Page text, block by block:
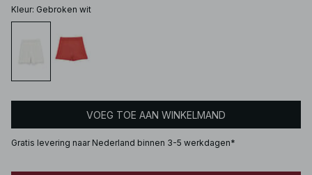
Kleur: Gebroken wit
VOEG TOE AAN WINKELMAND
Gratis levering naar Nederland binnen 3-5 werkdagen*